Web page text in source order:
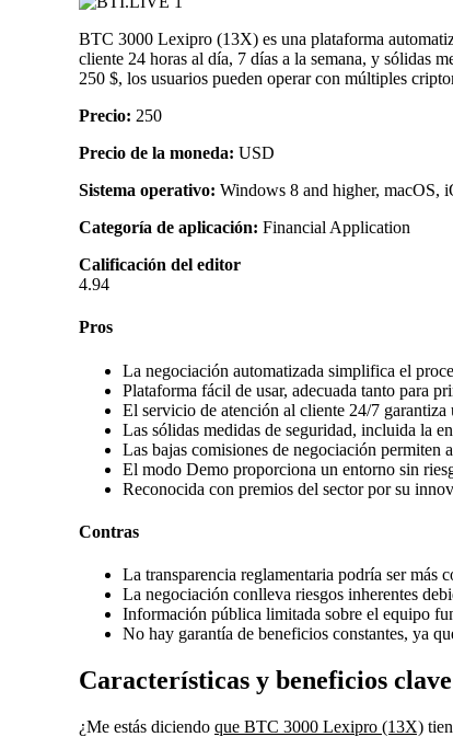
BTC 3000 Lexipro (13X) es una plataforma
cliente 24 horas al día, 7 días a la semana, y sólidas
250 $, los usuarios pueden operar con múltiples
Precio: 250
Precio de la moneda: USD
Sistema operativo: Windows 8 and higher, macOS,
Categoría de aplicación: Financial Application
Calificación del editor
4.94
Pros
La negociación automatizada simplifica el
Plataforma fácil de usar, adecuada tanto para
El servicio de atención al cliente 24/7 garantiza
Las sólidas medidas de seguridad, incluida la
Las bajas comisiones de negociación permiten
El modo Demo proporciona un entorno sin
Reconocida con premios del sector por su
Contras
La transparencia reglamentaria podría ser más
La negociación conlleva riesgos inherentes
Información pública limitada sobre el equipo
No hay garantía de beneficios constantes, ya
Características y beneficios clave
¿Me estás diciendo que BTC 3000 Lexipro (13X)